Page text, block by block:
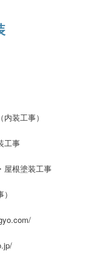
装工事）
工事
根塗装工事